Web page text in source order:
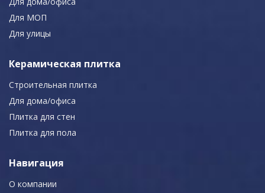
Для МОП
Для улицы
Керамическая плитка
Строительная плитка
Для дома/офиса
Плитка для стен
Плитка для пола
Навигация
О компании